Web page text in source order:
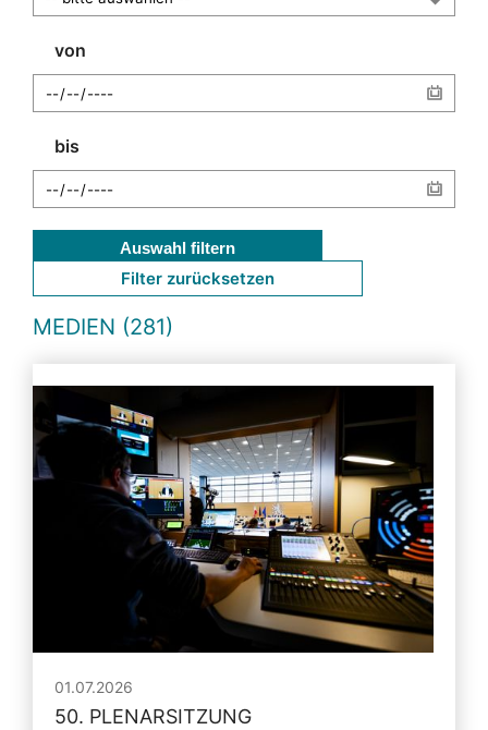
von
bis
Auswahl filtern
Filter zurücksetzen
MEDIEN (281)
01.07.2026
50. PLENARSITZUNG